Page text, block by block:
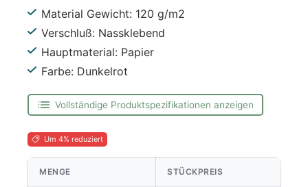
Material Gewicht: 120 g/m2
Verschluß: Nassklebend
Hauptmaterial: Papier
Farbe: Dunkelrot
Vollständige Produktspezifikationen anzeigen
Um 4% reduziert
MENGE STÜCKPREIS